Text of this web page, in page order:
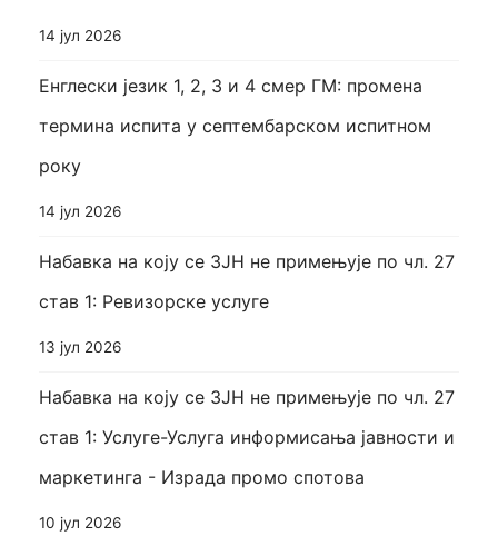
14 јул 2026
Енглески језик 1, 2, 3 и 4 смер ГМ: промена
термина испита у септембарском испитном
року
14 јул 2026
Набавка на коју се ЗЈН не примењује по чл. 27
став 1: Ревизорске услуге
13 јул 2026
Набавка на коју се ЗЈН не примењује по чл. 27
став 1: Услуге-Услуга информисања јавности и
маркетинга - Израда промо спотова
10 јул 2026